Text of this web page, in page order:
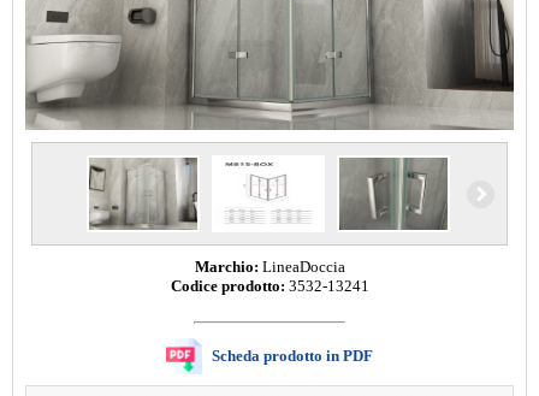
Marchio: LineaDoccia
Codice prodotto: 3532-13241
Scheda prodotto in PDF